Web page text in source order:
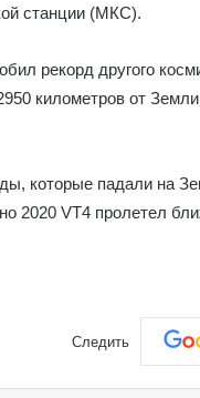
станции (МКС).
рекорд другого
километров от
которые падали на
2020 VT4 пролетел
Следить